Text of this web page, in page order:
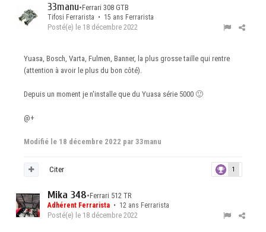
33manu•Ferrari 308 GTB
Tifosi Ferrarista • 15 ans Ferrarista
Posté(e) le 18 décembre 2022
Yuasa, Bosch, Varta, Fulmen, Banner, la plus grosse taille qui rentre
(attention à avoir le plus du bon côté).
Depuis un moment je n'installe que du Yuasa série 5000 🙂
@+
Modifié le 18 décembre 2022 par 33manu
1
Citer
Mika 348•Ferrari 512 TR
Adhérent Ferrarista • 12 ans Ferrarista
Posté(e) le 18 décembre 2022